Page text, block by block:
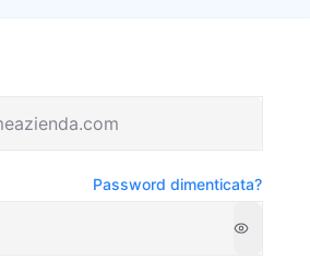
Password dimenticata?